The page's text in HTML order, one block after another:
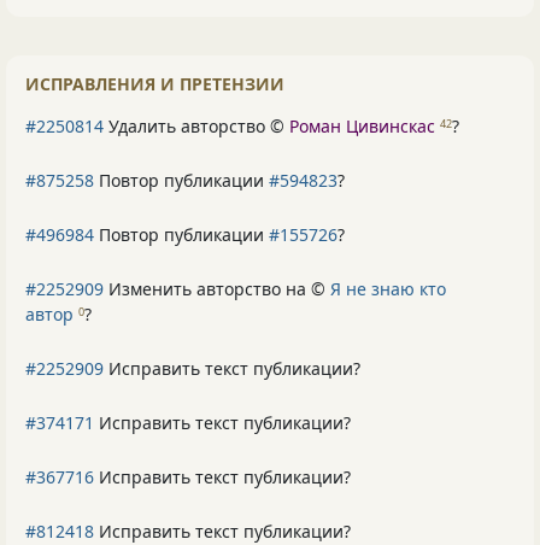
ИСПРАВЛЕНИЯ И ПРЕТЕНЗИИ
#2250814 Удалить авторство © Роман Цивинскас 42?
#875258 Повтор публикации #594823?
#496984 Повтор публикации #155726?
#2252909 Изменить авторство на © Я не знаю кто
автор 0?
#2252909 Исправить текст публикации?
#374171 Исправить текст публикации?
#367716 Исправить текст публикации?
#812418 Исправить текст публикации?